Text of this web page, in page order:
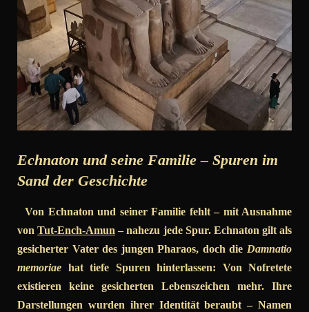
Echnaton und seine Familie – Spuren im
Sand der Geschichte
Von Echnaton und seiner Familie fehlt – mit Ausnahme
vonTut-Ench-Amun – nahezu jede Spur. Echnaton gilt als
gesicherter Vater des jungen Pharaos, doch die Damnatio
memoriae hat tiefe Spuren hinterlassen: Von Nofretete
existieren keine gesicherten Lebenszeichen mehr. Ihre
Darstellungen wurden ihrer Identität beraubt – Namen